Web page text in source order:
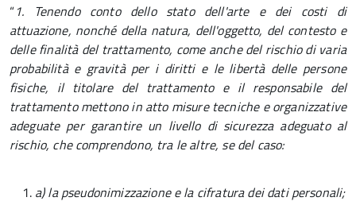
“ 1. Tenendo conto dello stato dell'arte e dei costi di
attuazione, nonché della natura, dell'oggetto, del contesto e
delle finalità del trattamento, come anche del rischio di varia
probabilità e gravità per i diritti e le libertà delle persone
fisiche, il titolare del trattamento e il responsabile del
trattamento mettono in atto misure tecniche e organizzative
adeguate per garantire un livello di sicurezza adeguato al
rischio, che comprendono, tra le altre, se del caso:
a) la pseudonimizzazione e la cifratura dei dati personali;